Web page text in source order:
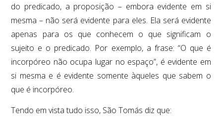
do predicado, a proposição – embora evidente em si
mesma – não será evidente para eles. Ela será evidente
apenas para os que conhecem o que significam o
sujeito e o predicado. Por exemplo, a frase: “O que é
incorpóreo não ocupa lugar no espaço”, é evidente em
si mesma e é evidente somente àqueles que sabem o
que é incorpóreo.
Tendo em vista tudo isso, São Tomás diz que: